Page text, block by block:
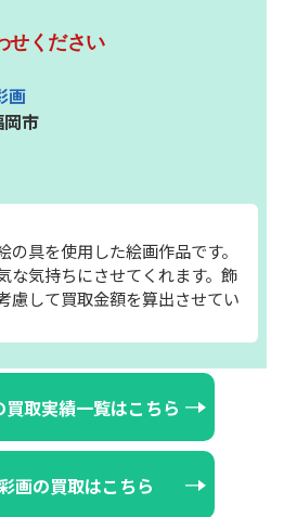
せください
画
市
具を使用した絵画作品です。
な気持ちにさせてくれます。飾
慮して買取金額を算出させてい
取実績一覧はこちら
画の買取はこちら